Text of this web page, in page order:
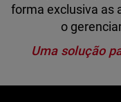
forma exclusiva as
o
Uma solução